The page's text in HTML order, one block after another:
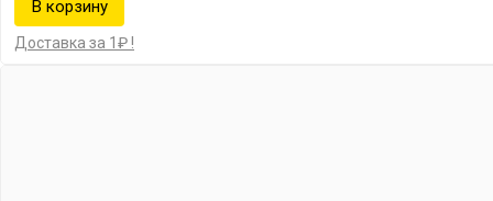
Доставка за 1₽ !